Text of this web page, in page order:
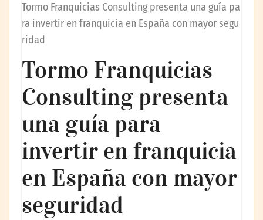
Tormo Franquicias Consulting presenta una guía pa
ra invertir en franquicia en España con mayor segu
ridad
Tormo Franquicias
Consulting presenta
una guía para
invertir en franquicia
en España con mayor
seguridad